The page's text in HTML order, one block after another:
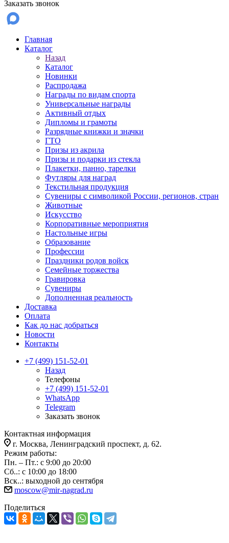
Заказать звонок
Главная
Каталог
Назад
Каталог
Новинки
Распродажа
Награды по видам спорта
Универсальные награды
Активный отдых
Дипломы и грамоты
Разрядные книжки и значки
ГТО
Призы из акрила
Призы и подарки из стекла
Плакетки, панно, тарелки
Футляры для наград
Текстильная продукция
Сувениры с символикой России, регионов, стран
Животные
Искусство
Корпоративные мероприятия
Настольные игры
Образование
Профессии
Праздники родов войск
Семейные торжества
Гравировка
Сувениры
Дополненная реальность
Доставка
Оплата
Как до нас добраться
Новости
Контакты
+7 (499) 151-52-01
Назад
Телефоны
+7 (499) 151-52-01
WhatsApp
Telegram
Заказать звонок
Контактная информация
г. Москва, Ленинградский проспект, д. 62.
Режим работы:
Пн. – Пт.: с 9:00 до 20:00
Сб..: с 10:00 до 18:00
Вск..: выходной до сентября
moscow@mir-nagrad.ru
Поделиться